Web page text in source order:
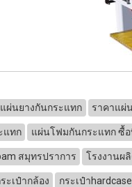
แผ่นยางกันกระแทก ราคาแผ่
แทก แผ่นโฟมกันกระแทก ซื้
สมุทรปราการ โรงงานผ
ะเป๋ากล้อง กระเป๋าhardcase